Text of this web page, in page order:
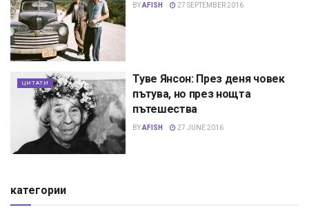
BYAFISH 27 SEPTEMBER 2016
ЦИТАТИ
Туве Янсон: През деня човек
пътува, но през нощта
пътешества
BYAFISH 27 JUNE 2016
категории